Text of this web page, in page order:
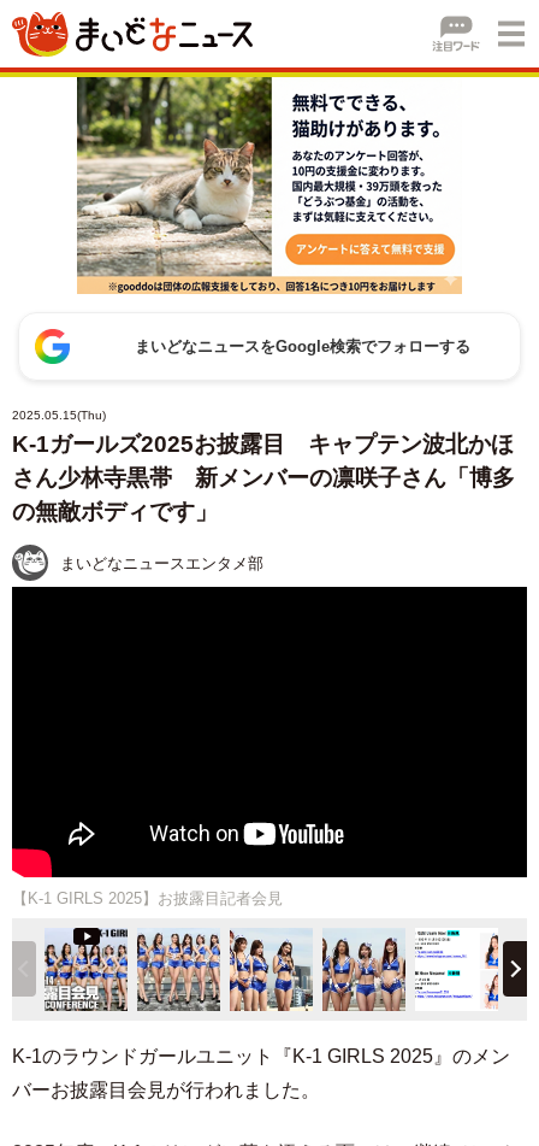
まいどなニュースをGoogle検索でフォローする
2025.05.15(Thu)
K-1ガールズ2025お披露目 キャプテン波北かほ
さん少林寺黒帯 新メンバーの凛咲子さん「博多
の無敵ボディです」
まいどなニュースエンタメ部
【K‐1 GIRLS 2025】お披露目記者会見
K-1のラウンドガールユニット『K-1 GIRLS 2025』のメン
バーお披露目会見が行われました。